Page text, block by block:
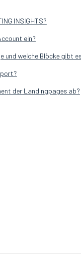
INSIGHTS?
ein?
und welche Blöcke gibt
der Landingpages ab?